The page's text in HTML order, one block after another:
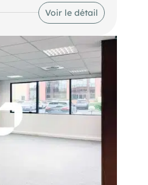
aménagés et
A4 Bus SNCF Gare
de Lagny - Thorigny
la Vallée Ouigo
Chessy Marne la
(38km) Aéroport Orly
Voir le détail